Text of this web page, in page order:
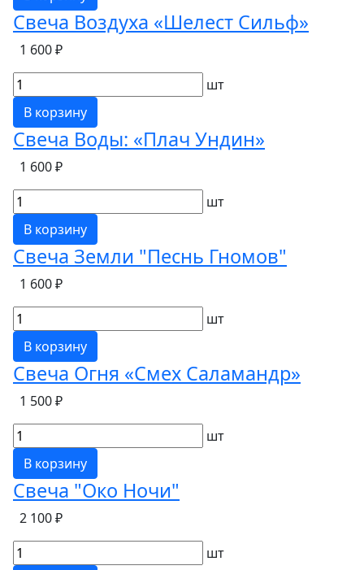
Свеча Воздуха «Шелест Сильф»
1 600 ₽
шт
В корзину
Свеча Воды: «Плач Ундин»
1 600 ₽
шт
В корзину
Свеча Земли "Песнь Гномов"
1 600 ₽
шт
В корзину
Свеча Огня «Смех Саламандр»
1 500 ₽
шт
В корзину
Свеча "Око Ночи"
2 100 ₽
шт